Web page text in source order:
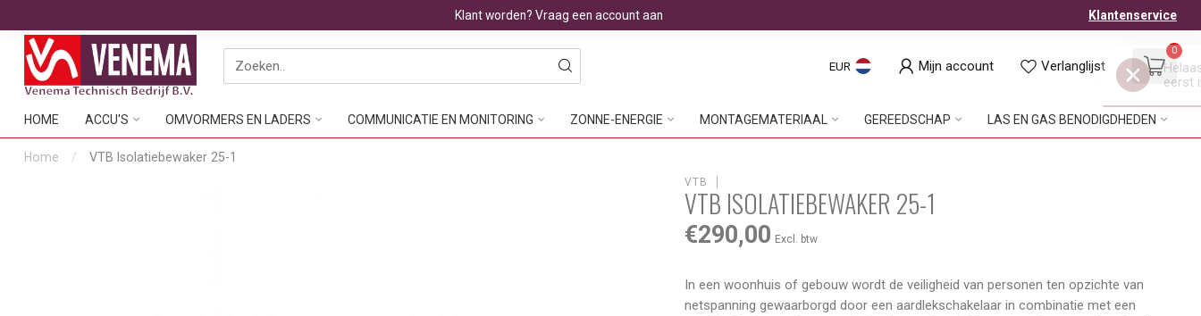
Klant worden? Vraag een account aan Klantenservice
EUR Mijn account Verlanglijst
0
HOME ACCU'S OMVORMERS EN LADERS COMMUNICATIE EN MONITORING ZONNE-ENERGIE MONTAGEMATERIAAL GEREEDSCHAP LAS EN GAS BENODIGDHEDEN
Home / VTB Isolatiebewaker 25-1
VTB
VTB ISOLATIEBEWAKER 25-1
€290,00 Excl. btw
In een woonhuis of gebouw wordt de veiligheid van personen ten opzichte van
netspanning gewaarborgd door een aardlekschakelaar in combinatie met een